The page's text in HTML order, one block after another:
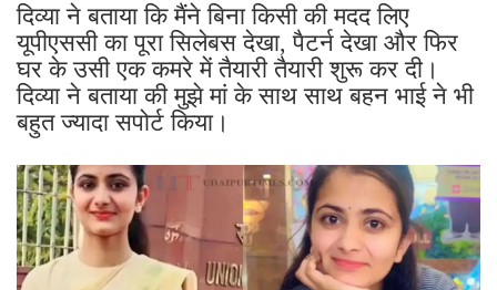
दिव्या ने बताया कि मैंने बिना किसी की मदद लिए
यूपीएससी का पूरा सिलेबस देखा, पैटर्न देखा और फिर
घर के उसी एक कमरे में तैयारी तैयारी शुरू कर दी।
दिव्या ने बताया की मुझे मां के साथ साथ बहन भाई ने भी
बहुत ज्यादा सपोर्ट किया।